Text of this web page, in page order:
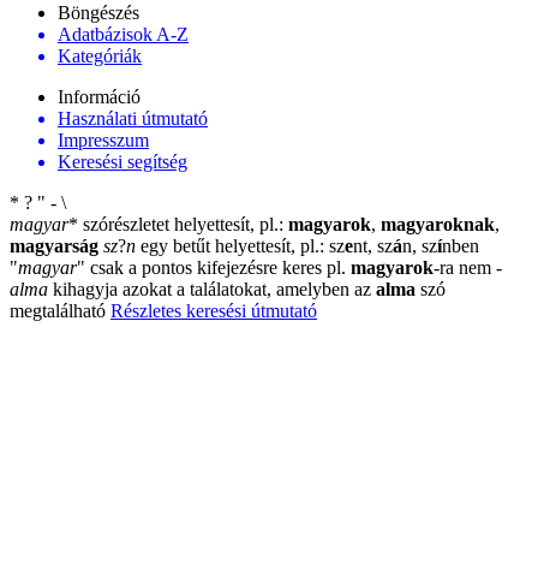
Böngészés
Adatbázisok A-Z
Kategóriák
Információ
Használati útmutató
Impresszum
Keresési segítség
* ? " - \
magyar* szórészletet helyettesít, pl.: magyarok, magyaroknak,
magyarság sz?n egy betűt helyettesít, pl.: szent, szán, színben
"magyar" csak a pontos kifejezésre keres pl. magyarok-ra nem -
alma kihagyja azokat a találatokat, amelyben az alma szó
megtalálható Részletes keresési útmutató